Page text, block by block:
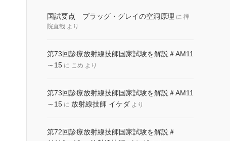
国試要点 ブラッグ・グレイの空洞原理 に 禪
院直哉 より
第73回診療放射線技師国家試験を解説＃AM11
～15 に こめ より
第73回診療放射線技師国家試験を解説＃AM11
～15 に 放射線技師 イケダ より
第72回診療放射線技師国家試験を解説＃